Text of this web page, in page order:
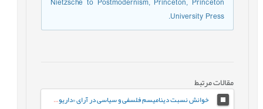
Nietzsche to Postmodernism, Princeton, Princeton
University Press.
مقالات مرتبط
خوانش نسبت ديناميسم فلسفی و سیاسی در آرای «داريوش شايگان»